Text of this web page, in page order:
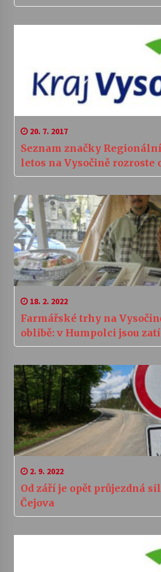
20. 7. 2017
Seznam značky
letos na Vysočině rozroste
18. 2. 2022
Farmářské trhy na
oblibě: v Humpolci jsou
2. 9. 2022
Od září je opět průjezdná
Čejova